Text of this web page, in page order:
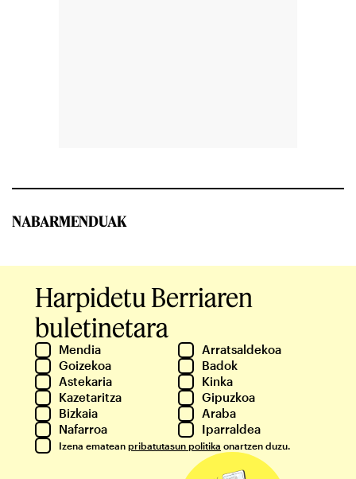
NABARMENDUAK
Harpidetu Berriaren
buletinetara
Mendia
Arratsaldekoa
Goizekoa
Badok
Astekaria
Kinka
Kazetaritza
Gipuzkoa
Bizkaia
Araba
Nafarroa
Iparraldea
Izena ematean pribatutasun politika onartzen duzu.